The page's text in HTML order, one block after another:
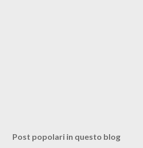
Post popolari in questo blog